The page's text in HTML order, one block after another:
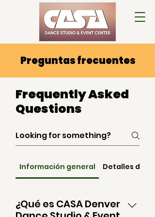
Preguntas frecuentes
Frequently Asked
Questions
Información general Detalles del
¿Qué es CASA Denver